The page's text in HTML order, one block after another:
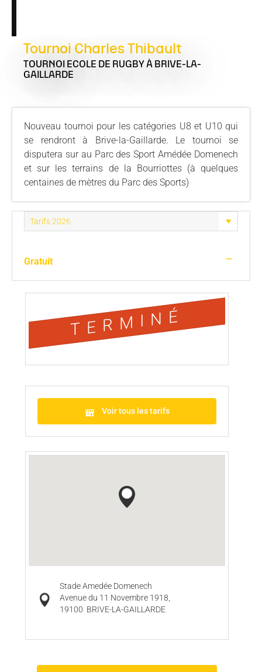
Tournoi Charles Thibault
TOURNOI ECOLE DE RUGBY À BRIVE-LA-
GAILLARDE
Nouveau tournoi pour les catégories U8 et U10 qui
se rendront à Brive-la-Gaillarde. Le tournoi se
disputera sur au Parc des Sport Amédée Domenech
et sur les terrains de la Bourriottes (à quelques
centaines de mètres du Parc des Sports)
Gratuit —
TERMINÉ
Voir tous les tarifs
Stade Amedée Domenech
Avenue du 11 Novembre 1918,
19100 BRIVE-LA-GAILLARDE